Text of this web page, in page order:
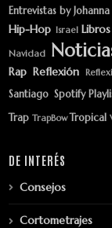
Entrevistas by
Hip-Hop Israel Libros
Navidad
Rap Reflexión
Santiago Spotify
Trap TrapBow Tropical
DE INTERÉS
Consejos
Cortometrajes